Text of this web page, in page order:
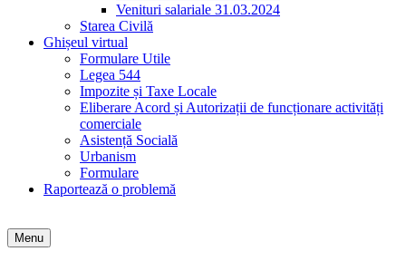
Venituri salariale 31.03.2024
Starea Civilă
Ghișeul virtual
Formulare Utile
Legea 544
Impozite și Taxe Locale
Eliberare Acord și Autorizații de funcționare activități
comerciale
Asistență Socială
Urbanism
Formulare
Raportează o problemă
Menu